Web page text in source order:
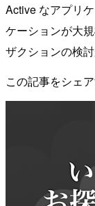
Active なアプリ
ケーションが大
ザクションの検討
この記事をシェ